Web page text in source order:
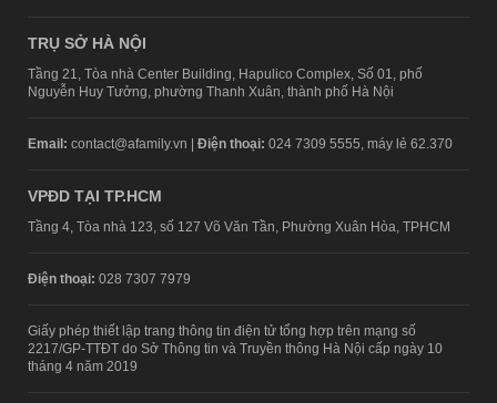
TRỤ SỞ HÀ NỘI
Tầng 21, Tòa nhà Center Building, Hapulico Complex, Số 01, phố
Nguyễn Huy Tưởng, phường Thanh Xuân, thành phố Hà Nội
Email: contact@afamily.vn | Điện thoại: 024 7309 5555, máy lẻ 62.370
VPĐD TẠI TP.HCM
Tầng 4, Tòa nhà 123, số 127 Võ Văn Tần, Phường Xuân Hòa, TPHCM
Điện thoại: 028 7307 7979
Giấy phép thiết lập trang thông tin điện tử tổng hợp trên mạng số
2217/GP-TTĐT do Sở Thông tin và Truyền thông Hà Nội cấp ngày 10
tháng 4 năm 2019